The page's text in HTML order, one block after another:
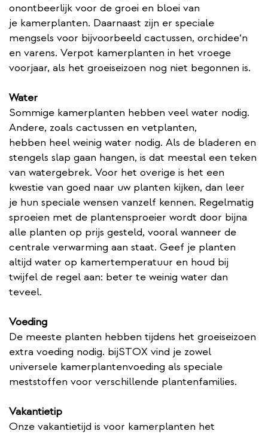
onontbeerlijk voor de groei en bloei van
je kamerplanten. Daarnaast zijn er speciale
mengsels voor bijvoorbeeld cactussen, orchidee‘n
en varens. Verpot kamerplanten in het vroege
voorjaar, als het groeiseizoen nog niet begonnen is.
Water
Sommige kamerplanten hebben veel water nodig.
Andere, zoals cactussen en vetplanten,
hebben heel weinig water nodig. Als de bladeren en
stengels slap gaan hangen, is dat meestal een teken
van watergebrek. Voor het overige is het een
kwestie van goed naar uw planten kijken, dan leer
je hun speciale wensen vanzelf kennen. Regelmatig
sproeien met de plantensproeier wordt door bijna
alle planten op prijs gesteld, vooral wanneer de
centrale verwarming aan staat. Geef je planten
altijd water op kamertemperatuur en houd bij
twijfel de regel aan: beter te weinig water dan
teveel.
Voeding
De meeste planten hebben tijdens het groeiseizoen
extra voeding nodig. bijSTOX vind je zowel
universele kamerplantenvoeding als speciale
meststoffen voor verschillende plantenfamilies.
Vakantietip
Onze vakantietijd is voor kamerplanten het